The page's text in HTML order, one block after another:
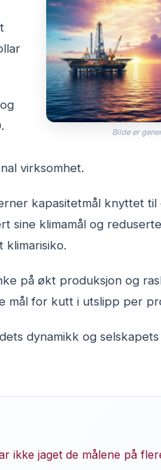
Bilde er
virksomhet.
kapasitetmål knyttet til
sine klimamål og
på økt produksjon og
mål for kutt i utslipp per
dynamikk og
ikke jaget de målene på